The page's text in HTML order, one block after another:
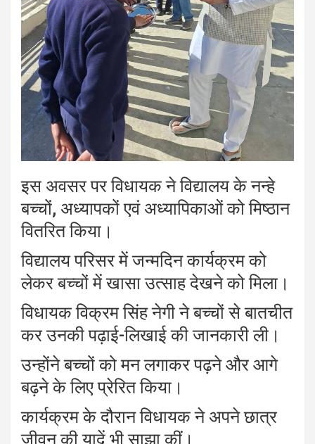
इस अवसर पर विधायक ने विद्यालय के नन्हे
बच्चों, अध्यापकों एवं अध्यापिकाओं को मिष्ठान
वितरित किया।
विद्यालय परिसर में जन्मदिन कार्यक्रम को
लेकर बच्चों में खासा उत्साह देखने को मिला।
विधायक विक्रम सिंह नेगी ने बच्चों से बातचीत
कर उनकी पढ़ाई-लिखाई की जानकारी ली।
उन्होंने बच्चों को मन लगाकर पढ़ने और आगे
बढ़ने के लिए प्रेरित किया।
कार्यक्रम के दौरान विधायक ने अपने छात्र
जीवन की यादें भी साझा कीं।